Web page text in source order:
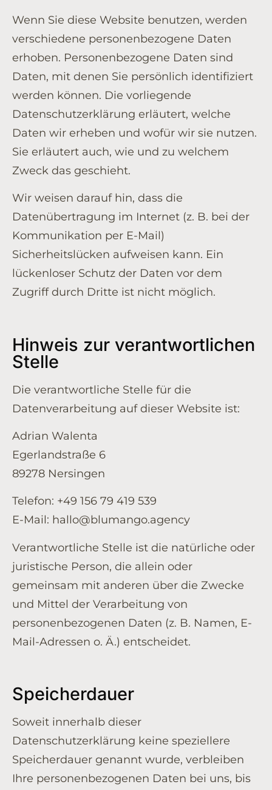
Wenn Sie diese Website benutzen, werden
verschiedene personenbezogene Daten
erhoben. Personenbezogene Daten sind
Daten, mit denen Sie persönlich identifiziert
werden können. Die vorliegende
Datenschutzerklärung erläutert, welche
Daten wir erheben und wofür wir sie nutzen.
Sie erläutert auch, wie und zu welchem
Zweck das geschieht.
Wir weisen darauf hin, dass die
Datenübertragung im Internet (z. B. bei der
Kommunikation per E-Mail)
Sicherheitslücken aufweisen kann. Ein
lückenloser Schutz der Daten vor dem
Zugriff durch Dritte ist nicht möglich.
Hinweis zur verantwortlichen
Stelle
Die verantwortliche Stelle für die
Datenverarbeitung auf dieser Website ist:
Adrian Walenta
Egerlandstraße 6
89278 Nersingen
Telefon: +49 156 79 419 539
E-Mail: hallo@blumango.agency
Verantwortliche Stelle ist die natürliche oder
juristische Person, die allein oder
gemeinsam mit anderen über die Zwecke
und Mittel der Verarbeitung von
personenbezogenen Daten (z. B. Namen, E-
Mail-Adressen o. Ä.) entscheidet.
Speicherdauer
Soweit innerhalb dieser
Datenschutzerklärung keine speziellere
Speicherdauer genannt wurde, verbleiben
Ihre personenbezogenen Daten bei uns, bis